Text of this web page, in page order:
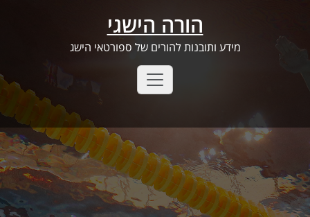
content
הורה הישגי
מידע ותובנות להורים של ספורטאי הישג